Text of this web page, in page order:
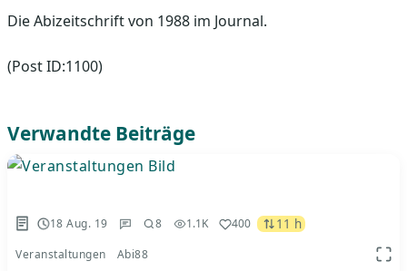
Die Abizeitschrift von 1988 im Journal.
(Post ID:1100)
Verwandte Beiträge
18 Aug. 19 8 1.1K 400 11 h
Veranstaltungen Abi88